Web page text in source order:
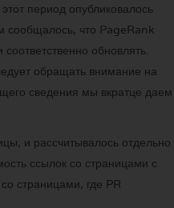
период опубликовалось
сообщалось, что PageRank
обновлять.
обращать внимание на
сведения мы вкратце даем
и рассчитывалось отдельно
ссылок со страницами с
страницами, где PR